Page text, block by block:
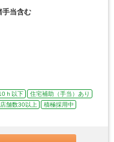
手当含む
ｈ以下
住宅補助（手当）あり
店舗数30以上
積極採用中